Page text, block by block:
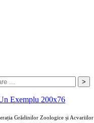
>
Grădinilor Zoologice și Acvariilor